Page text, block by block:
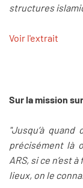
structures
Voir l'extrait
Sur la mission
"Jusqu’à
précisément là
ARS, si ce n’est
lieux, on le